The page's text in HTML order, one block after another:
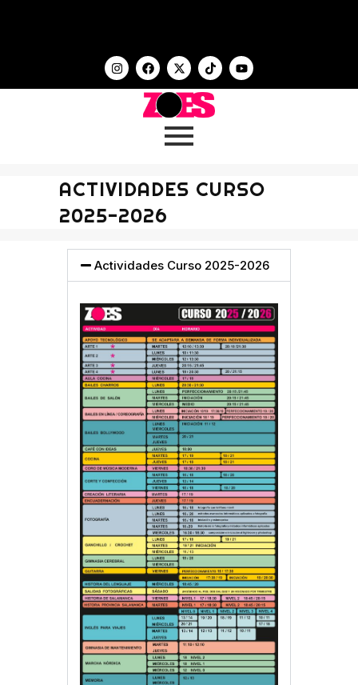
ACTIVIDADES CURSO
2025-2026
Actividades Curso 2025-2026